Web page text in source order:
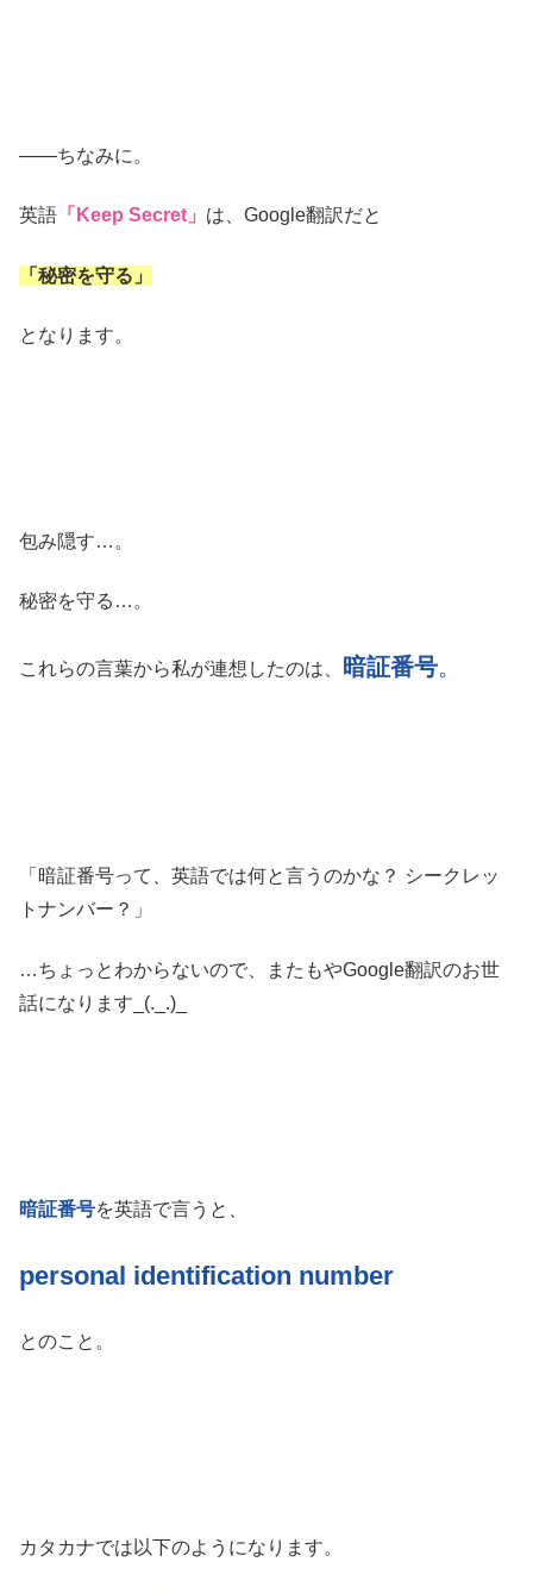
――ちなみに。
英語 「Keep Secret」 は、Google翻訳だと
「秘密を守る」
となります。
包み隠す…。
秘密を守る…。
これらの言葉から私が連想したのは、 暗証番号。
「暗証番号って、英語では何と言うのかな？ シークレッ
トナンバー？」
…ちょっとわからないので、またもやGoogle翻訳のお世
話になります_(._.)_
暗証番号を英語で言うと、
personal identification number
とのこと。
カタカナでは以下のようになります。